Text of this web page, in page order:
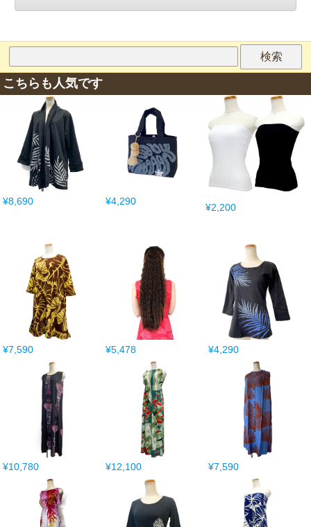
こちらも人気です
¥8,690 ¥4,290
¥2,200
¥7,590 ¥5,478 ¥4,290
¥10,780 ¥12,100 ¥7,590